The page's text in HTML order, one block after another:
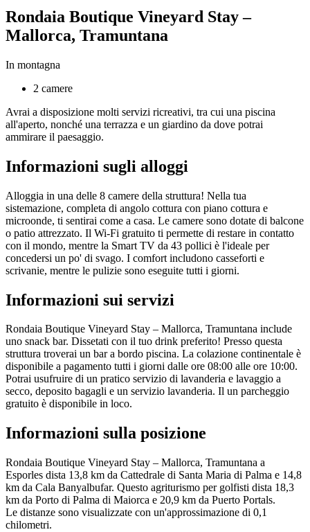
Rondaia Boutique Vineyard Stay –
Mallorca, Tramuntana
In montagna
2 camere
Avrai a disposizione molti servizi ricreativi, tra cui una piscina
all'aperto, nonché una terrazza e un giardino da dove potrai
ammirare il paesaggio.
Informazioni sugli alloggi
Alloggia in una delle 8 camere della struttura! Nella tua
sistemazione, completa di angolo cottura con piano cottura e
microonde, ti sentirai come a casa. Le camere sono dotate di balcone
o patio attrezzato. Il Wi-Fi gratuito ti permette di restare in contatto
con il mondo, mentre la Smart TV da 43 pollici è l'ideale per
concedersi un po' di svago. I comfort includono casseforti e
scrivanie, mentre le pulizie sono eseguite tutti i giorni.
Informazioni sui servizi
Rondaia Boutique Vineyard Stay – Mallorca, Tramuntana include
uno snack bar. Dissetati con il tuo drink preferito! Presso questa
struttura troverai un bar a bordo piscina. La colazione continentale è
disponibile a pagamento tutti i giorni dalle ore 08:00 alle ore 10:00.
Potrai usufruire di un pratico servizio di lavanderia e lavaggio a
secco, deposito bagagli e un servizio lavanderia. Il un parcheggio
gratuito è disponibile in loco.
Informazioni sulla posizione
Rondaia Boutique Vineyard Stay – Mallorca, Tramuntana a
Esporles dista 13,8 km da Cattedrale di Santa Maria di Palma e 14,8
km da Cala Banyalbufar. Questo agriturismo per golfisti dista 18,3
km da Porto di Palma di Maiorca e 20,9 km da Puerto Portals.
Le distanze sono visualizzate con un'approssimazione di 0,1
chilometri.